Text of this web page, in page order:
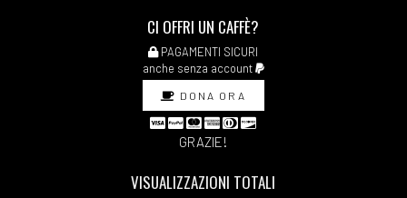
CI OFFRI UN CAFFÈ?
PAGAMENTI SICURI
anche senza account
DONA ORA
GRAZIE!
VISUALIZZAZIONI TOTALI